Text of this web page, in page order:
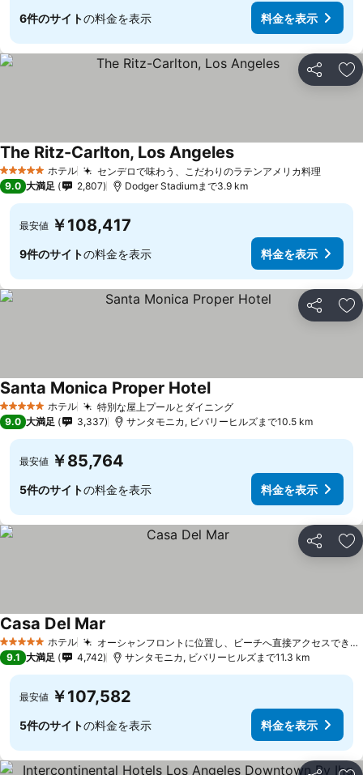
6件のサイトの料金を表示 料金を表示
シェア お
5 ホテルのランク
ホテル センデロで味わう、こだわりのラテンアメリカ料理
The Ritz-Carlton, Los Angeles
9.0 大満足 2,807 Dodger Stadiumまで3.9 km
最安値 ￥108,417
9件のサイトの料金を表示 料金を表示
シェア お
5 ホテルのランク
ホテル 特別な屋上プールとダイニング
Santa Monica Proper Hotel
9.0 大満足 3,337 サンタモニカ, ビバリーヒルズまで10.5 km
最安値 ￥85,764
5件のサイトの料金を表示 料金を表示
シェア お
5 ホテルのランク
ホテル オーシャンフロントに位置し、ビーチへ直接アクセスできます
Casa Del Mar
9.1 大満足 4,742 サンタモニカ, ビバリーヒルズまで11.3 km
最安値 ￥107,582
5件のサイトの料金を表示 料金を表示